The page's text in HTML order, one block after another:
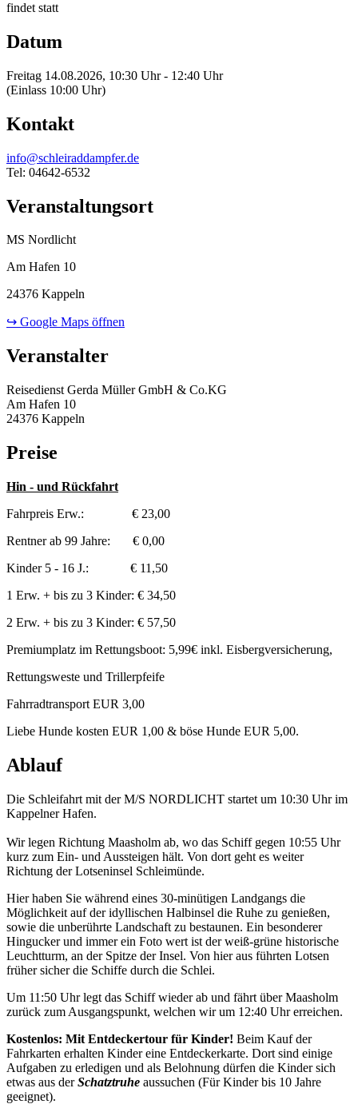
findet statt
Datum
Freitag 14.08.2026, 10:30 Uhr - 12:40 Uhr
(Einlass 10:00 Uhr)
Kontakt
info@schleiraddampfer.de
Tel: 04642-6532
Veranstaltungsort
MS Nordlicht
Am Hafen 10
24376 Kappeln
↪ Google Maps öffnen
Veranstalter
Reisedienst Gerda Müller GmbH & Co.KG
Am Hafen 10
24376 Kappeln
Preise
Hin - und Rückfahrt
Fahrpreis Erw.: € 23,00
Rentner ab 99 Jahre: € 0,00
Kinder 5 - 16 J.: € 11,50
1 Erw. + bis zu 3 Kinder: € 34,50
2 Erw. + bis zu 3 Kinder: € 57,50
Premiumplatz im Rettungsboot: 5,99€ inkl. Eisbergversicherung,
Rettungsweste und Trillerpfeife
Fahrradtransport EUR 3,00
Liebe Hunde kosten EUR 1,00 & böse Hunde EUR 5,00.
Ablauf
Die Schleifahrt mit der M/S NORDLICHT startet um 10:30 Uhr im
Kappelner Hafen.
Wir legen Richtung Maasholm ab, wo das Schiff gegen 10:55 Uhr
kurz zum Ein- und Aussteigen hält. Von dort geht es weiter
Richtung der Lotseninsel Schleimünde.
Hier haben Sie während eines 30-minütigen Landgangs die
Möglichkeit auf der idyllischen Halbinsel die Ruhe zu genießen,
sowie die unberührte Landschaft zu bestaunen. Ein besonderer
Hingucker und immer ein Foto wert ist der weiß-grüne historische
Leuchtturm, an der Spitze der Insel. Von hier aus führten Lotsen
früher sicher die Schiffe durch die Schlei.
Um 11:50 Uhr legt das Schiff wieder ab und fährt über Maasholm
zurück zum Ausgangspunkt, welchen wir um 12:40 Uhr erreichen.
Kostenlos: Mit Entdeckertour für Kinder! Beim Kauf der
Fahrkarten erhalten Kinder eine Entdeckerkarte. Dort sind einige
Aufgaben zu erledigen und als Belohnung dürfen die Kinder sich
etwas aus derSchatztruhe aussuchen (Für Kinder bis 10 Jahre
geeignet).